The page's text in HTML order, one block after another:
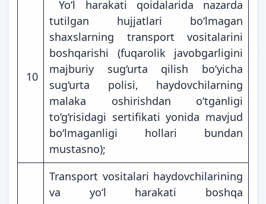
10
Yo‘l harakati qoidalarida nazarda
tutilgan hujjatlari bo‘lmagan
shaxslarning transport vositalarini
boshqarishi (fuqarolik javobgarligini
majburiy sug‘urta qilish bo‘yicha
sug‘urta polisi, haydovchilarning
malaka oshirishdan o‘tganligi
to‘g‘risidagi sertifikati yonida mavjud
bo‘lmaganligi hollari bundan
mustasno);
Transport vositalari haydovchilarining
va yo‘l harakati boshqa